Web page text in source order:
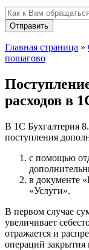
Отправить
Главная страница »
пошагово
расходов в
В 1С Бухгалтерия
поступления
с помощью
в документе
«Услуги».
В первом случае
увеличивает
отражается и
операций закрытия